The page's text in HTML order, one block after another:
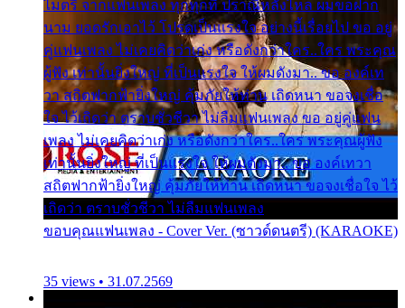
ไมตรี จากแฟนเพลง ทุกทุกที่ ปราณีหลั่งไหล ผมขอฝาก
นาม ยอดรักเอาไว้ โปรดเป็นแรงใจ อย่างนี้เรื่อยไป ขอ อยู่
คู่แฟนเพลง ไม่เคยคิดว่าเก่ง หรือดังกว่าใคร..ใคร พระคุณ
ผู้ฟัง เท่านั้นยิ่งใหญ่ ที่เป็นแรงใจ ให้ผมดังมา.. ขอ องค์เท
วา สถิตฟากฟ้ายิ่งใหญ่ คุ้มภัยให้ท่าน เถิดหนา ขอจงเชื่อ
ใจ ไว้เถิดว่า ตราบชั่วชีวา ไม่ลืมแฟนเพลง ขอ อยู่คู่แฟน
เพลง ไม่เคยคิดว่าเก่ง หรือดังกว่าใคร..ใคร พระคุณผู้ฟัง
เท่านั้นยิ่งใหญ่ ที่เป็นแรงใจ ให้ผมดังมา.. ขอ องค์เทวา
สถิตฟากฟ้ายิ่งใหญ่ คุ้มภัยให้ท่าน เถิดหนา ขอจงเชื่อใจ ไว้
เถิดว่า ตราบชั่วชีวา ไม่ลืมแฟนเพลง
ขอบคุณแฟนเพลง - Cover Ver. (ซาวด์ดนตรี) (KARAOKE)
35 views • 31.07.2569